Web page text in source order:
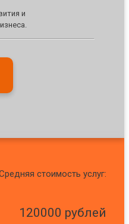
и
стоимость услуг:
120000 рублей